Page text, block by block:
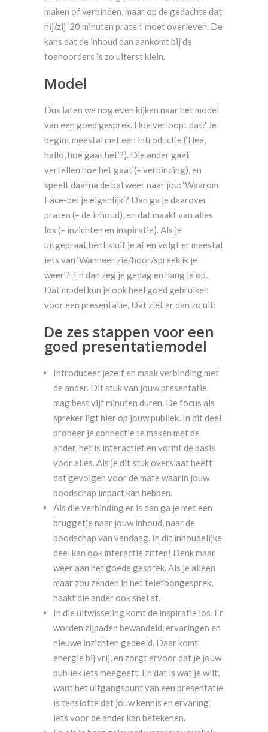
maken of verbinden, maar op de gedachte dat
hij/zij ‘20 minuten praten’ moet overleven. De
kans dat de inhoud dan aankomt bij de
toehoorders is zo uiterst klein.
Model
Dus laten we nog even kijken naar het model
van een goed gesprek. Hoe verloopt dat? Je
begint meestal met een introductie (‘Hee,
hallo, hoe gaat het’?). Die ander gaat
vertellen hoe het gaat (= verbinding), en
speelt daarna de bal weer naar jou: ‘Waarom
Face-bel je eigenlijk’? Dan ga je daarover
praten (= de inhoud), en dat maakt van alles
los (= inzichten en inspiratie). Als je
uitgepraat bent sluit je af en volgt er meestal
iets van ‘Wanneer zie/hoor/spreek ik je
weer’? En dan zeg je gedag en hang je op.
Dat model kun je ook heel goed gebruiken
voor een presentatie. Dat ziet er dan zo uit:
De zes stappen voor een
goed presentatiemodel
Introduceer jezelf en maak verbinding met
de ander. Dit stuk van jouw presentatie
mag best vijf minuten duren. De focus als
spreker ligt hier op jouw publiek. In dit deel
probeer je connectie te maken met de
ander, het is interactief en vormt de basis
voor alles. Als je dit stuk overslaat heeft
dat gevolgen voor de mate waarin jouw
boodschap impact kan hebben.
Als die verbinding er is dan ga je met een
bruggetje naar jouw inhoud, naar de
boodschap van vandaag. In dit inhoudelijke
deel kan ook interactie zitten! Denk maar
weer aan het goede gesprek. Als je alleen
maar zou zenden in het telefoongesprek,
haakt die ander ook snel af.
In die uitwisseling komt de inspiratie los. Er
worden zijpaden bewandeld, ervaringen en
nieuwe inzichten gedeeld. Daar komt
energie bij vrij, en zorgt ervoor dat je jouw
publiek iets meegeeft. En dat is wat je wilt,
want het uitgangspunt van een presentatie
is tenslotte dat jouw kennis en ervaring
iets voor de ander kan betekenen.